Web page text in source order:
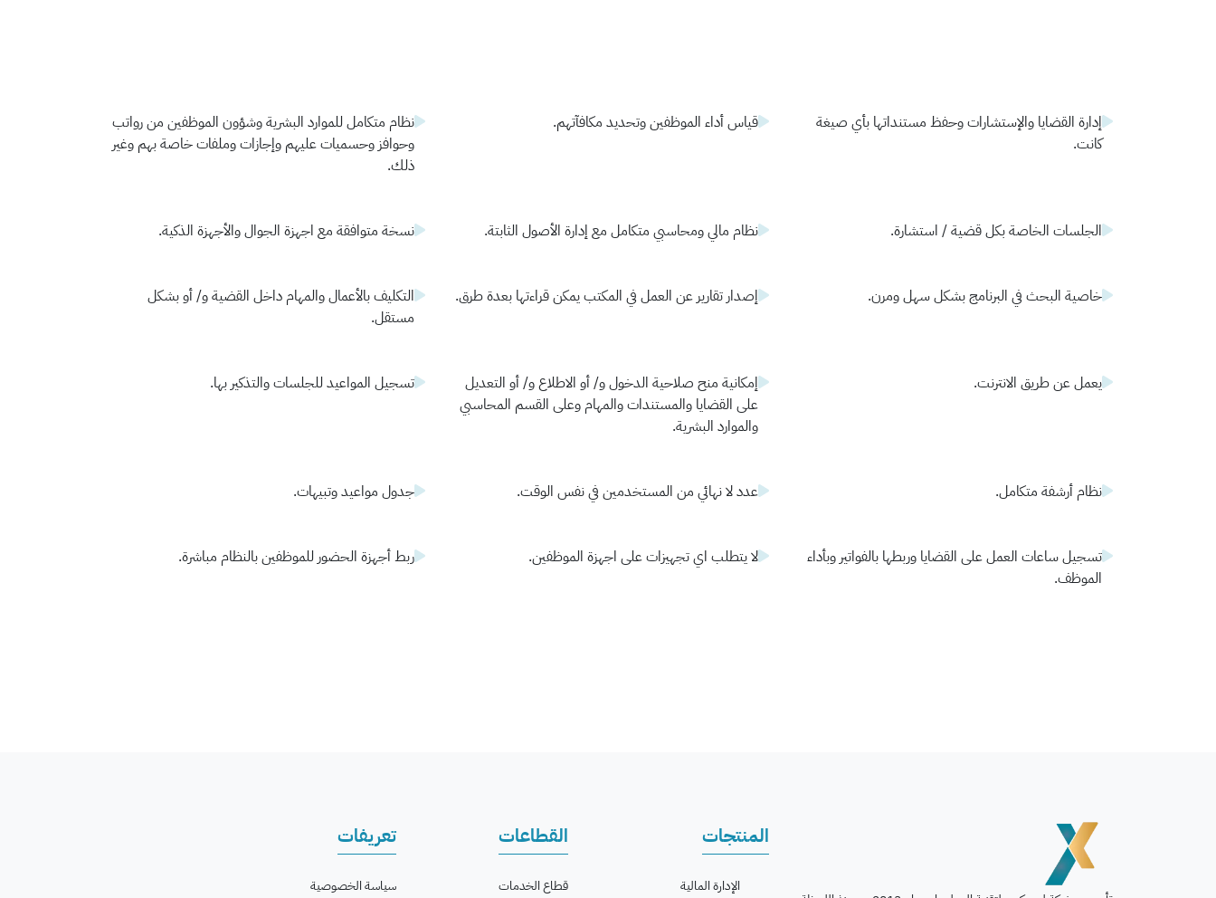
إدارة القضايا والإستشارات وحفظ مستنداتها بأي صيغة
كانت.
قياس أداء الموظفين وتحديد مكافآتهم.
نظام متكامل للموارد البشرية وشؤون الموظفين من رواتب
وحوافز وحسميات عليهم وإجازات وملفات خاصة بهم وغير
ذلك.
الجلسات الخاصة بكل قضية / استشارة. نظام مالي ومحاسبي متكامل مع إدارة الأصول الثابتة. نسخة متوافقة مع اجهزة الجوال والأجهزة الذكية.
خاصية البحث في البرنامج بشكل سهل ومرن. إصدار تقارير عن العمل في المكتب يمكن قراءتها بعدة طرق.
التكليف بالأعمال والمهام داخل القضية و/ أو بشكل
مستقل.
يعمل عن طريق الانترنت.
إمكانية منح صلاحية الدخول و/ أو الاطلاع و/ أو التعديل
على القضايا والمستندات والمهام وعلى القسم المحاسبي
والموارد البشرية.
تسجيل المواعيد للجلسات والتذكير بها.
نظام أرشفة متكامل. عدد لا نهائي من المستخدمين في نفس الوقت. جدول مواعيد وتبيهات.
تسجيل ساعات العمل على القضايا وربطها بالفواتير وبأداء
الموظف.
لا يتطلب اي تجهيزات على اجهزة الموظفين. ربط أجهزة الحضور للموظفين بالنظام مباشرة.
المنتجات
الإدارة المالية
القطاعات
قطاع الخدمات
تعريفات
سياسة الخصوصية